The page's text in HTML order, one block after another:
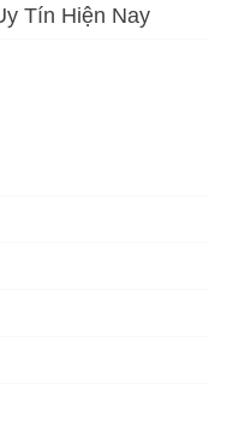
Tín Hiện Nay